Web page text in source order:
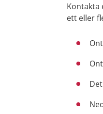
Kontakta
ett eller